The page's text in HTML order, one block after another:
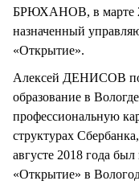
БРЮХАНОВ, в марте
назначенный
«Открытие».
Алексей ДЕНИСОВ
образование в
профессиональную
структурах
августе 2018 года
«Открытие» в